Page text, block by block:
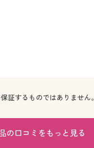
証するものではありません。
の口コミをもっと見る